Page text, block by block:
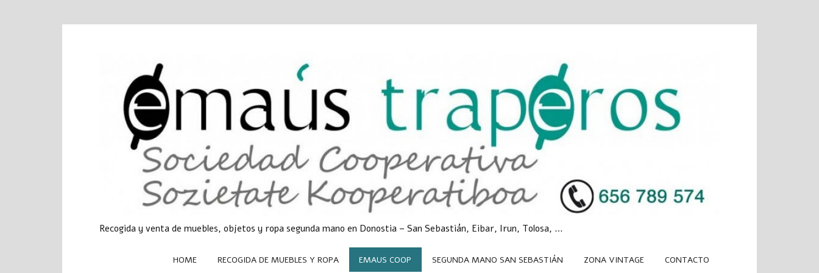
Recogida y venta de muebles, objetos y ropa segunda mano en Donostia – San Sebastián, Eibar, Irun, Tolosa, …
HOME RECOGIDA DE MUEBLES Y ROPA EMAUS COOP SEGUNDA MANO SAN SEBASTIÁN ZONA VINTAGE CONTACTO